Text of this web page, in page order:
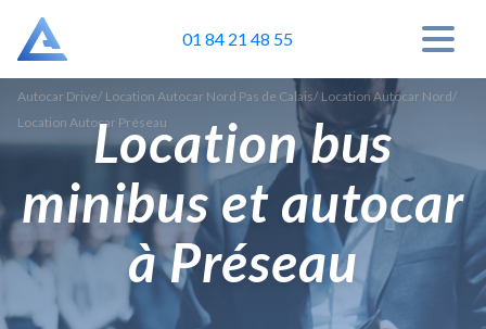
01 84 21 48 55
Autocar Drive/ Location Autocar Nord Pas de Calais/ Location Autocar Nord/
Location Autocar PréseauLocation bus
minibus et autocar
à Préseau